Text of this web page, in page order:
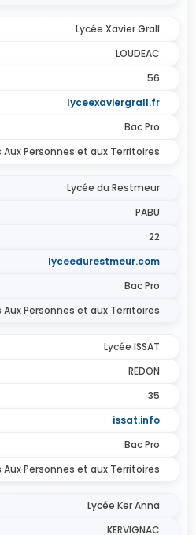
Lycée Xavier Grall
LOUDEAC
56
lyceexaviergrall.fr
Bac Pro
Aux Personnes et aux Territoires
Lycée du Restmeur
PABU
22
lyceedurestmeur.com
Bac Pro
Aux Personnes et aux Territoires
Lycée ISSAT
REDON
35
issat.info
Bac Pro
Aux Personnes et aux Territoires
Lycée Ker Anna
KERVIGNAC